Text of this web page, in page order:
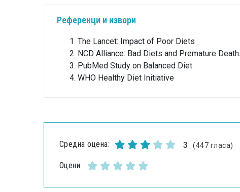
Референци и извори
The Lancet: Impact of Poor Diets
NCD Alliance: Bad Diets and Premature
PubMed Study on Balanced Diet
WHO Healthy Diet Initiative
Средна оцена: 3 (447 гласа)
Оцени: